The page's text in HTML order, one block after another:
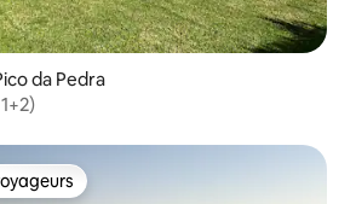
da Pedra
les plus appréciés